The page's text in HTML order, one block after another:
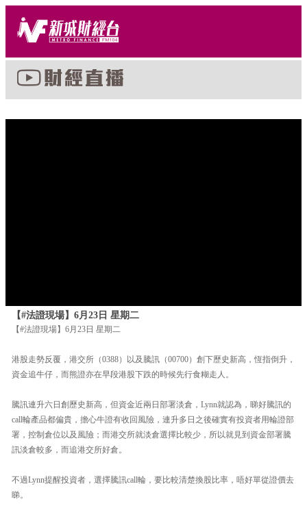
【#法證現場】6月23日 星期二
【#法證現場】6月23日 星期二
港股走勢反覆，港交所（0388）以及騰訊（00700）創下歷史新高，恆指倒升，
資金追牛仔，而熊證亦在早段港股下跌的時候先行食糊走人。
騰訊連升六日創歷史新高，但資金近兩日部署淡倉，Lynn就認為，睇好騰訊的
call輪產品都偏貴，擔心牛證有收回風險，連升多日之後確實有投資者用輪證部
署，控制倉位以及風險；而港交所就淡倉選擇比較少，所以就見到資金部署騰
訊淡倉較多，而追港交所好倉。
不過Lynn提醒投資者，選擇騰訊call輪，要比較清楚換股比率，唔好單從證價去
睇。